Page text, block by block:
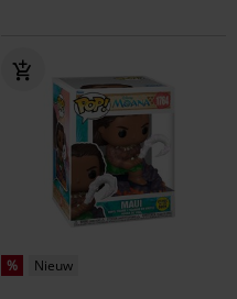
% Nieuw